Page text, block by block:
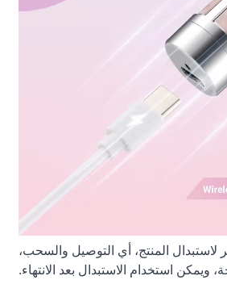
المنتج، أي التوصيل والسحب،
ويمكن استخدام الاستبدال بعد الانتهاء.